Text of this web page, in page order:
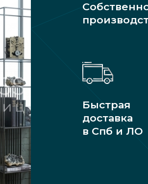
Быстрая
доставка
в Спб и ЛО